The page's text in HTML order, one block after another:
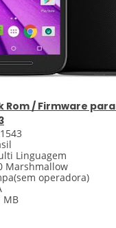
Rom / Firmware para
operadora)